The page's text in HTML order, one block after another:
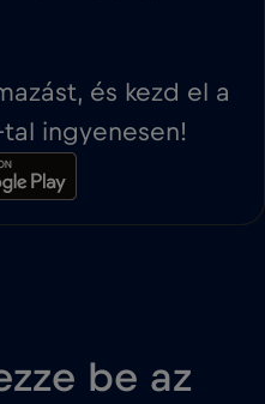
és kezd el a
ingyenesen!
be az